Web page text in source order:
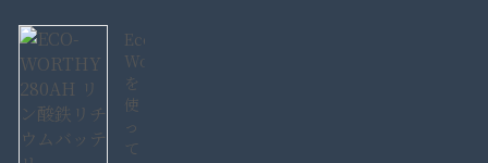
Eco-
Worthy280AH
を
使
っ
て